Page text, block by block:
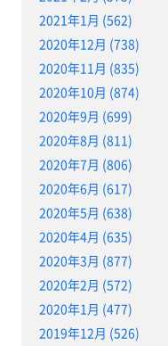
2021年1月 (562)
2020年12月 (738)
2020年11月 (835)
2020年10月 (874)
2020年9月 (699)
2020年8月 (811)
2020年7月 (806)
2020年6月 (617)
2020年5月 (638)
2020年4月 (635)
2020年3月 (877)
2020年2月 (572)
2020年1月 (477)
2019年12月 (526)